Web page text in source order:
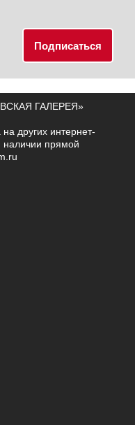
ГАЛЕРЕЯ»
других интернет-
наличии прямой